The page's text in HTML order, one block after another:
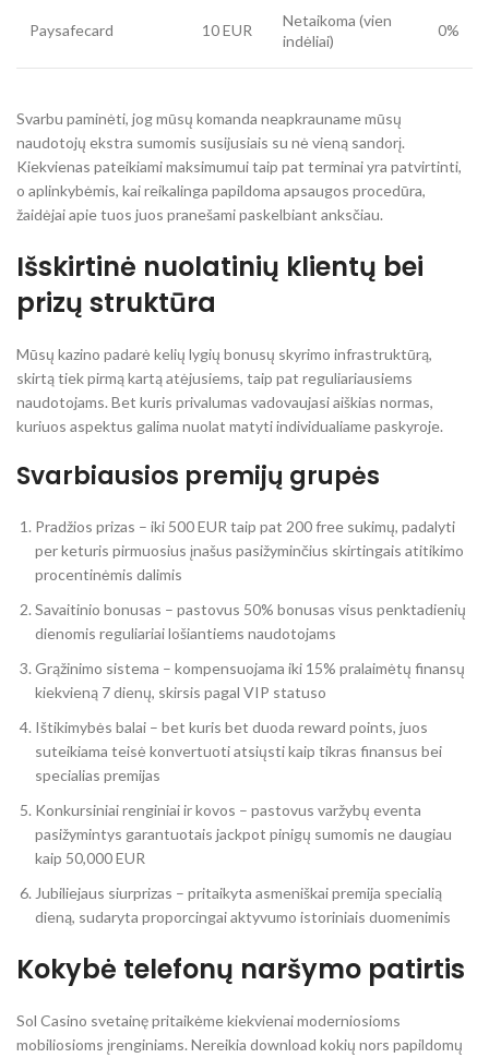
Paysafecard 10 EUR
Netaikoma (vien
indėliai)
0%
Svarbu paminėti, jog mūsų komanda neapkrauname mūsų
naudotojų ekstra sumomis susijusiais su nė vieną sandorį.
Kiekvienas pateikiami maksimumui taip pat terminai yra patvirtinti,
o aplinkybėmis, kai reikalinga papildoma apsaugos procedūra,
žaidėjai apie tuos juos pranešami paskelbiant anksčiau.
Išskirtinė nuolatinių klientų bei
prizų struktūra
Mūsų kazino padarė kelių lygių bonusų skyrimo infrastruktūrą,
skirtą tiek pirmą kartą atėjusiems, taip pat reguliariausiems
naudotojams. Bet kuris privalumas vadovaujasi aiškias normas,
kuriuos aspektus galima nuolat matyti individualiame paskyroje.
Svarbiausios premijų grupės
Pradžios prizas – iki 500 EUR taip pat 200 free sukimų, padalyti
per keturis pirmuosius įnašus pasižyminčius skirtingais atitikimo
procentinėmis dalimis
Savaitinio bonusas – pastovus 50% bonusas visus penktadienių
dienomis reguliariai lošiantiems naudotojams
Grąžinimo sistema – kompensuojama iki 15% pralaimėtų finansų
kiekvieną 7 dienų, skirsis pagal VIP statuso
Ištikimybės balai – bet kuris bet duoda reward points, juos
suteikiama teisė konvertuoti atsiųsti kaip tikras finansus bei
specialias premijas
Konkursiniai renginiai ir kovos – pastovus varžybų eventa
pasižymintys garantuotais jackpot pinigų sumomis ne daugiau
kaip 50,000 EUR
Jubiliejaus siurprizas – pritaikyta asmeniškai premija specialią
dieną, sudaryta proporcingai aktyvumo istoriniais duomenimis
Kokybė telefonų naršymo patirtis
Sol Casino svetainę pritaikėme kiekvienai moderniosioms
mobiliosioms įrenginiams. Nereikia download kokių nors papildomų